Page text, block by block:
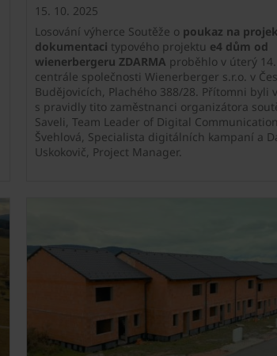
15. 10. 2025
Losování výherce Soutěže o poukaz na
dokumentaci typového projektu e4 dům od
wienerbergeru ZDARMA proběhlo v úterý
centrále společnosti Wienerberger s.r.o. v
Budějovicích, Plachého 388/28. Přítomni byli
s pravidly tito zaměstnanci organizátora
Saveli, Team Leader of Digital
Švehlová, Specialista digitálních kampaní a
Uskokovič, Project Manager.